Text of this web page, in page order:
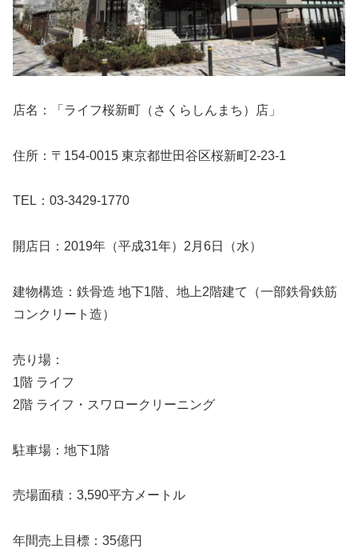
店名：「ライフ桜新町（さくらしんまち）店」
住所：〒154-0015 東京都世田谷区桜新町2-23-1
TEL：03-3429-1770
開店日：2019年（平成31年）2月6日（水）
建物構造：鉄骨造 地下1階、地上2階建て（一部鉄骨鉄筋
コンクリート造）
売り場：
1階 ライフ
2階 ライフ・スワロークリーニング
駐車場：地下1階
売場面積：3,590平方メートル
年間売上目標：35億円